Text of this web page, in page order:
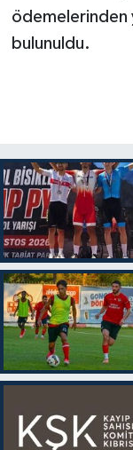
ödemelerinden
bulunuldu.